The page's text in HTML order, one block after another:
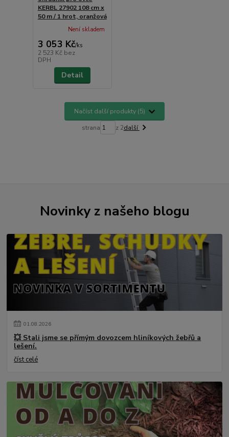
KERBL 27902 108 cm x
50 m / 1 hrot, oranžová
3 053 Kč/ks
2 523 Kč bez
DPH
Není skladem
Detail
Načíst další produkty (5)
strana z 2další
Novinky z našeho blogu
01.08.2026
💥 Stali jsme se přímým dovozcem hliníkových žebřů a
lešení.
číst celé